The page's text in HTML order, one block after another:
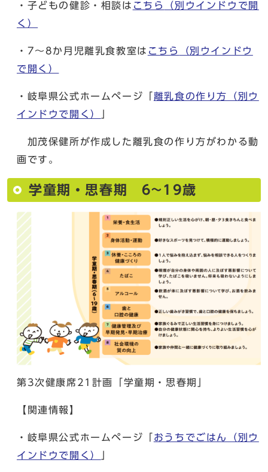
・子どもの健診・相談は こちら
（別ウインドウで開
く）
・7～8か月児離乳食教室は こちら
（別ウインドウ
で開く）
・岐阜県公式ホームページ「 離乳食の作り方
（別ウ
インドウで開く）
加茂保健所が作成した離乳食の作り方がわかる動
画です。
学童期・思春期 6~19歳
第3次健康席21計画「学童期・思春期」
【関連情報】
・岐阜県公式ホームページ「 おうちでごはん
（別ウ
インドウで開く）